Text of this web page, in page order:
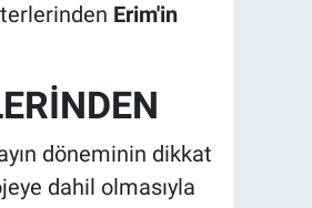
Erim'in
döneminin dikkat
dahil olmasıyla